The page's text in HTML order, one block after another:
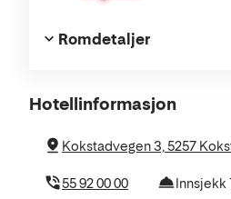
Romdetaljer
Om
hotellet
Hotellinformasjon
Kokstadvegen 3, 5257
55 92 00 00 Innsjekk